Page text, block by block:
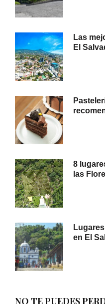
Las
El
8
las
en El
NO TE PUEDES